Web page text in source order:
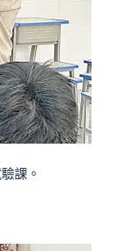
課。